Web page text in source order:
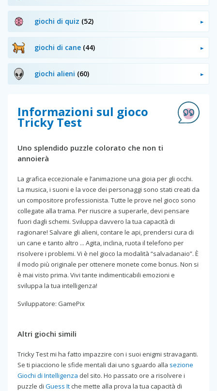
giochi di quiz (52)
giochi di cane (44)
giochi alieni (60)
Informazioni sul gioco
Tricky Test
Uno splendido puzzle colorato che non ti
annoierà
La grafica eccezionale e l’animazione una gioia per gli occhi.
La musica, i suoni e la voce dei personaggi sono stati creati da
un compositore professionista. Tutte le prove nel gioco sono
collegate alla trama. Per riuscire a superarle, devi pensare
fuori dagli schemi. Sviluppa davvero la tua capacità di
ragionare! Salvare gli alieni, contare le api, prendersi cura di
un cane e tanto altro ... Agita, inclina, ruota il telefono per
risolvere i problemi. Vi è nel gioco la modalità “salvadanaio”. È
il modo più originale per ottenere monete come bonus. Non si
è mai visto prima. Vivi tante indimenticabili emozioni e
sviluppa la tua intelligenza!
Sviluppatore: GamePix
Altri giochi simili
Tricky Test mi ha fatto impazzire con i suoi enigmi stravaganti.
Se ti piacciono le sfide mentali dai uno sguardo alla sezione
Giochi di Intelligenza del sito. Ho passato ore a risolvere i
puzzle di Guess It che mette alla prova la tua capacità di